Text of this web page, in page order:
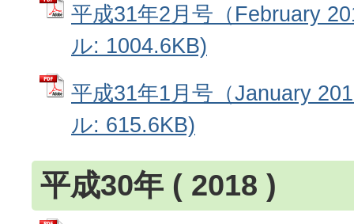
平成31年2月号（February
ル: 1004.6KB)
平成31年1月号（January
ル: 615.6KB)
平成30年 ( 2018 )